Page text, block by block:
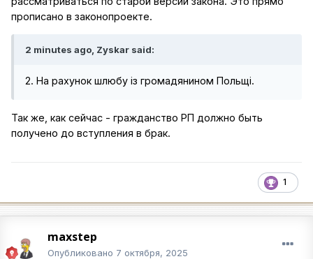
прописано в законопроекте.
2 minutes ago, Zyskar said:
2. На рахунок шлюбу із громадянином Польщі.
Так же, как сейчас - гражданство РП должно быть
получено до вступления в брак.
1
maxstep
Опубликовано 7 октября, 2025